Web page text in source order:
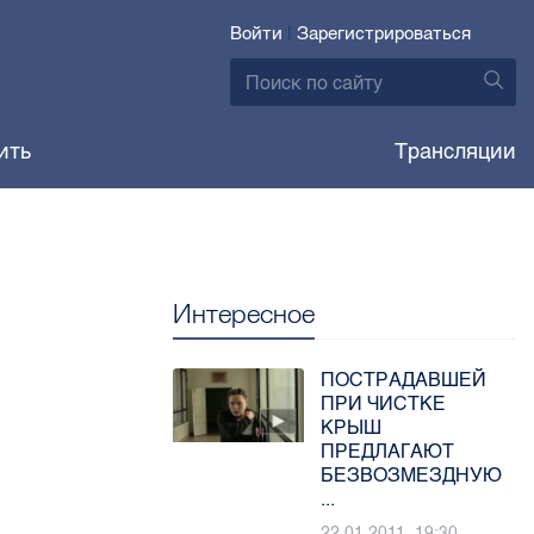
Войти | Зарегистрироваться
Трансляции
Интересное
ПОСТРАДАВШЕЙ
ПРИ ЧИСТКЕ
КРЫШ
ПРЕДЛАГАЮТ
БЕЗВОЗМЕЗДНУЮ
...